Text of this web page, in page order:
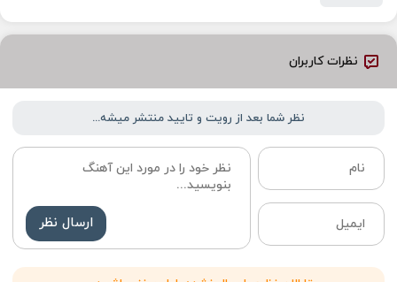
نظرات کاربران
نظر شما بعد از رویت و تایید منتشر میشه...
ارسال نظر